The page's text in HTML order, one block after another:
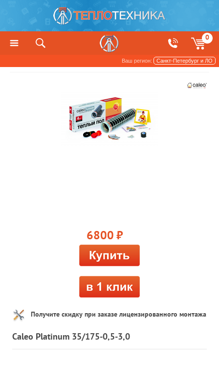
0
Ваш регион: Санкт-Петербург и ЛО
6800 руб.
Получите скидку при заказе лицензированного монтажа
Caleo Platinum 35/175-0,5-3,0